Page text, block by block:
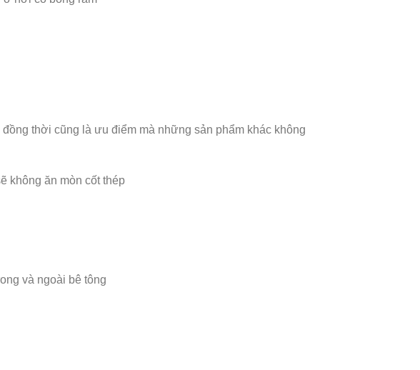
thời cũng là ưu điểm mà những sản phẩm khác không
không ăn mòn cốt thép
và ngoài bê tông